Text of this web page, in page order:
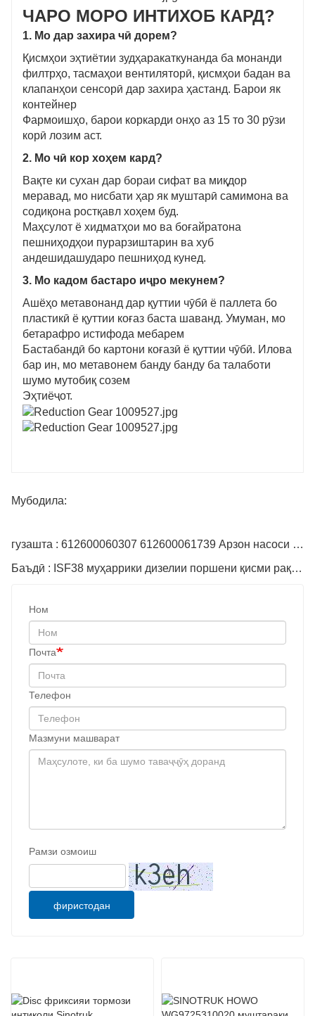
ЧАРО МОРО ИНТИХОБ КАРД?
1. Мо дар захира чӣ дорем?
Қисмҳои эҳтиётии зудҳаракаткунанда ба монанди
филтрҳо, тасмаҳои вентиляторӣ, қисмҳои бадан ва
клапанҳои сенсорӣ дар захира ҳастанд. Барои як
контейнер
Фармоишҳо, барои коркарди онҳо аз 15 то 30 рӯзи
корӣ лозим аст.
2. Мо чӣ кор хоҳем кард?
Вақте ки сухан дар бораи сифат ва миқдор
меравад, мо нисбати ҳар як муштарӣ самимона ва
содиқона ростқавл хоҳем буд.
Маҳсулот ё хидматҳои мо ва боғайратона
пешниҳодҳои пурарзиштарин ва хуб
андешидашударо пешниҳод кунед.
3. Мо кадом бастаро иҷро мекунем?
Ашёҳо метавонанд дар қуттии чӯбӣ ё паллета бо
пластикӣ ё қуттии коғаз баста шаванд. Умуман, мо
бетарафро истифода мебарем
Бастабандӣ бо картони коғазӣ ё қуттии чӯбӣ. Илова
бар ин, мо метавонем банду банду ба талаботи
шумо мутобиқ созем
Эҳтиёҷот.
Мубодила:
гузашта : 612600060307 612600061739 Арзон насоси обфуруши
Баъдӣ : ISF38 муҳаррики дизелии поршени қисми рақами 612600030072
Ном
Почта
Телефон
Мазмуни машварат
Рамзи озмоиш
фиристодан